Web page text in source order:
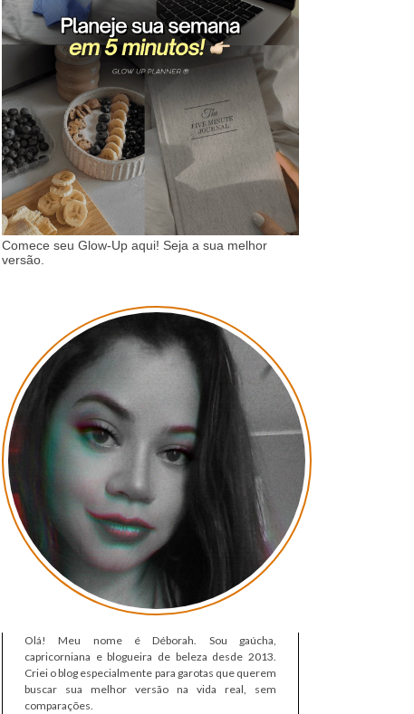
Comece seu Glow-Up aqui! Seja a sua melhor
versão.
Olá! Meu nome é Déborah. Sou gaúcha,
capricorniana e blogueira de beleza desde 2013.
Criei o blog especialmente para garotas que querem
buscar sua melhor versão na vida real, sem
comparações.